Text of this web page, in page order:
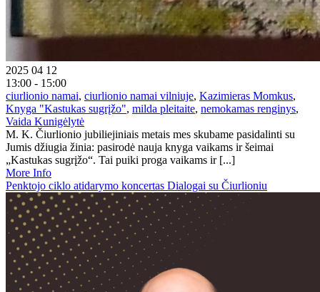
2025 04 12
13:00 - 15:00
ciurlionio namai, ciurlionio namai vilniuje, Kazimieras Momkus,
Knyga "Kastukas sugrįžo", milda pleitaite, nemokamas renginys,
Vaida Kunigėlytė
M. K. Čiurlionio jubiliejiniais metais mes skubame pasidalinti su
Jumis džiugia žinia: pasirodė nauja knyga vaikams ir šeimai
„Kastukas sugrįžo“. Tai puiki proga vaikams ir [...]
More Info
Penktojo ciklo atidarymo koncertas Dialogai su Čiurlioniu